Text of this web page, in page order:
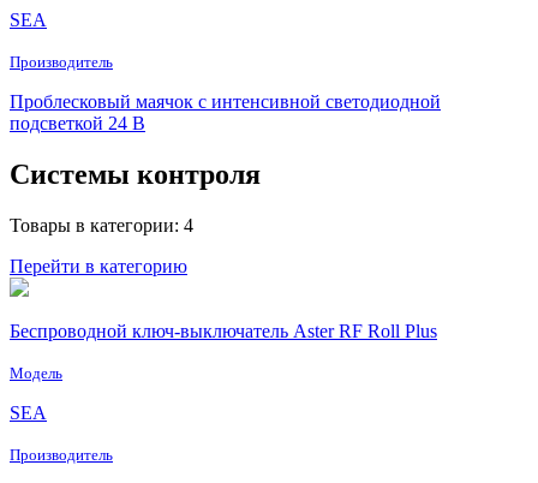
SEA
Производитель
Проблесковый маячок с интенсивной светодиодной
подсветкой 24 В
Системы контроля
Товары в категории: 4
Перейти в категорию
Беспроводной ключ-выключатель Aster RF Roll Plus
Модель
SEA
Производитель